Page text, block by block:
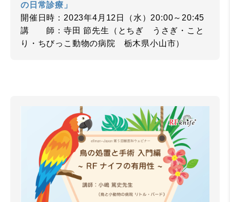
の日常診療」
開催日時：2023年4月12日（水）20:00～20:45
講 師：寺田 節先生（とちぎ うさぎ・こと
り・ちびっこ動物の病院 栃木県小山市）